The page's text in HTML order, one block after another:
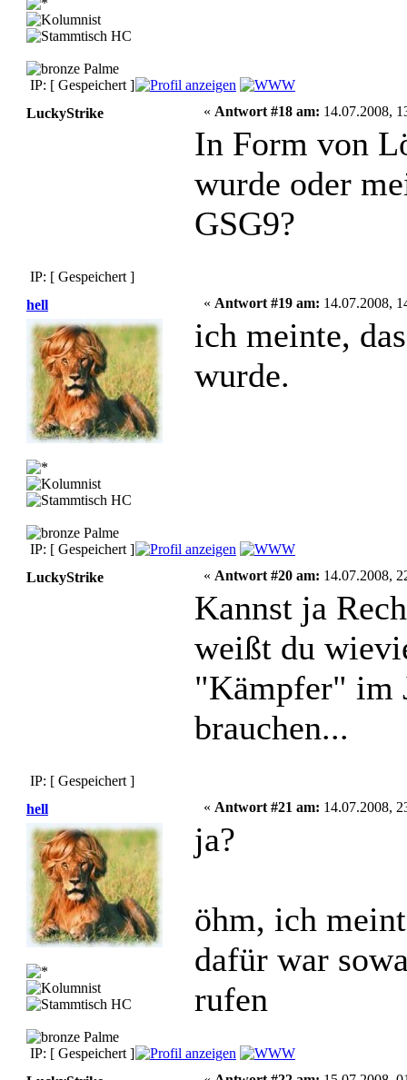
IP: [ Gespeichert ]
LuckyStrike
« Antwort #18 am: 14.07.2008,
In Form von
wurde oder
GSG9?
IP: [ Gespeichert ]
hell
« Antwort #19 am: 14.07.2008,
ich meinte,
wurde.
IP: [ Gespeichert ]
LuckyStrike
« Antwort #20 am: 14.07.2008,
Kannst ja
weißt du
"Kämpfer" im
brauchen...
IP: [ Gespeichert ]
hell
« Antwort #21 am: 14.07.2008,
ja?
öhm, ich
dafür war
rufen
IP: [ Gespeichert ]